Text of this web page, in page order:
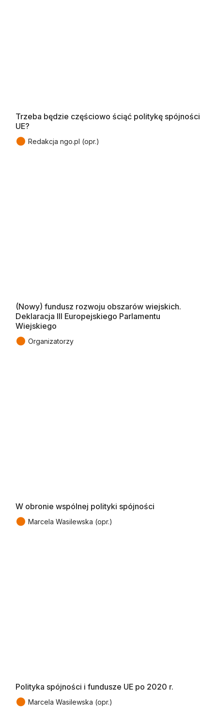
Trzeba będzie częściowo ściąć politykę spójności
UE?
● Redakcja ngo.pl (opr.)
(Nowy) fundusz rozwoju obszarów wiejskich.
Deklaracja III Europejskiego Parlamentu
Wiejskiego
● Organizatorzy
W obronie wspólnej polityki spójności
● Marcela Wasilewska (opr.)
Polityka spójności i fundusze UE po 2020 r.
● Marcela Wasilewska (opr.)